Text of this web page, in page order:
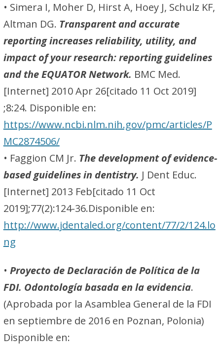
• Simera I, Moher D, Hirst A, Hoey J, Schulz KF,
Altman DG. Transparent and accurate
reporting increases reliability, utility, and
impact of your research: reporting guidelines
and the EQUATOR Network. BMC Med.
[Internet] 2010 Apr 26[citado 11 Oct 2019]
;8:24. Disponible en:
https://www.ncbi.nlm.nih.gov/pmc/articles/P
MC2874506/
• Faggion CM Jr. The development of evidence-
based guidelines in dentistry. J Dent Educ.
[Internet] 2013 Feb[citado 11 Oct
2019];77(2):124-36.Disponible en:
http://www.jdentaled.org/content/77/2/124.lo
ng
• Proyecto de Declaración de Política de la
FDI. Odontología basada en la evidencia.
(Aprobada por la Asamblea General de la FDI
en septiembre de 2016 en Poznan, Polonia)
Disponible en: